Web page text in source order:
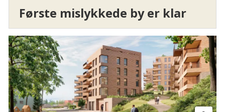
Første mislykkede by er klar